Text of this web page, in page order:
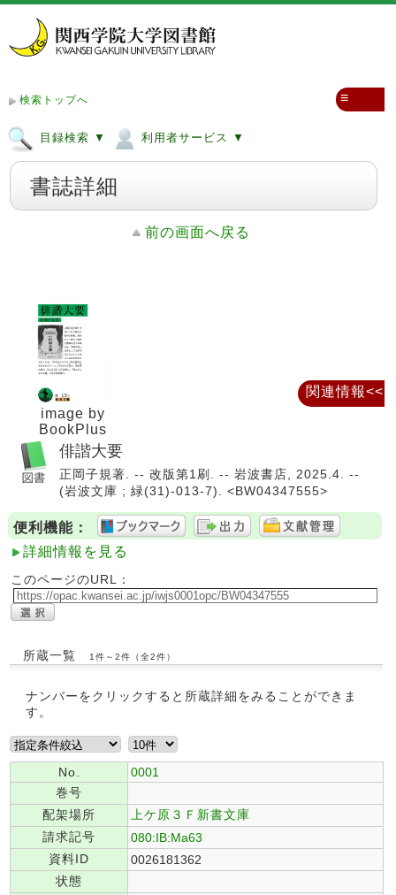
検索トップへ
目録検索 ▼ 利用者サービス ▼
≡
書誌詳細
前の画面へ戻る
image by
BookPlus
俳諧大要
正岡子規著. -- 改版第1刷. -- 岩波書店, 2025.4. --
(岩波文庫 ; 緑(31)-013-7). <BW04347555>
便利機能：
詳細情報を見る
このページのURL：
所蔵一覧 1件～2件（全2件）
ナンバーをクリックすると所蔵詳細をみることができま
す。
No.
0001
巻号
配架場所
上ケ原３Ｆ新書文庫
請求記号
080:IB:Ma63
資料ID
0026181362
状態
関連情報<<